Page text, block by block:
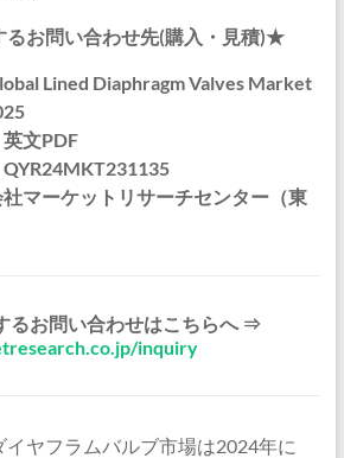
お問い合わせ先(購入・見積)★
Lined Diaphragm Valves Market
文PDF
マーケットリサーチセンター（東
るお問い合わせはこちらへ ⇒
inquiry
ヤフラムバルブ市場は2024年に